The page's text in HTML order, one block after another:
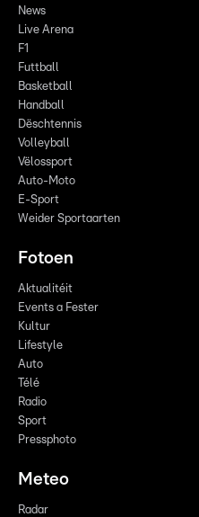
News
Live Arena
F1
Futtball
Basketball
Handball
Dëschtennis
Volleyball
Vëlossport
Auto-Moto
E-Sport
Weider Sportaarten
Fotoen
Aktualitéit
Events a Fester
Kultur
Lifestyle
Auto
Télé
Radio
Sport
Pressphoto
Meteo
Radar